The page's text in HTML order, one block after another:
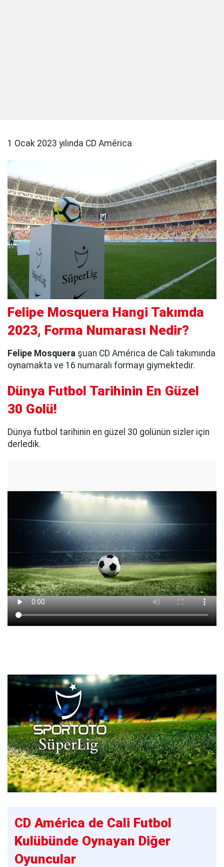
1 Ocak 2023 yılında CD América
Felipe Mosquera Hangi Takımda
2023, Forma Numarası Nedir?
Felipe Mosquera şuan CD América de Cali takımında
oynamakta ve 16 numaralı formayı giymektedir.
Dünya Futbol Tarihinin En Güzel
30 Golü!
Dünya futbol tarihinin en güzel 30 golünün sizler için
derledik.
CD América de Cali Futbol
Kulübünde Oynayan Diğer
Oyuncular